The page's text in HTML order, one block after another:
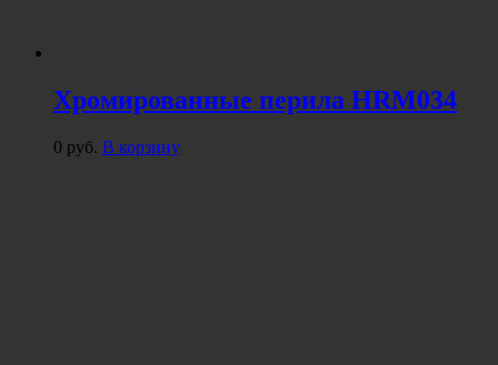
Хромированные перила HRM034
0 руб. В корзину